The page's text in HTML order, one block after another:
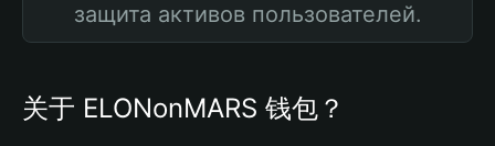
защита активов пользователей.
关于 ELONonMARS 钱包？